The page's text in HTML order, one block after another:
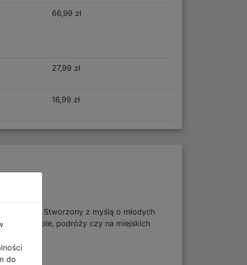
66,99 zł
27,99 zł
16,99 zł
komfortu! Stworzony z myślą o młodych
w szkole, podróży czy na miejskich
do